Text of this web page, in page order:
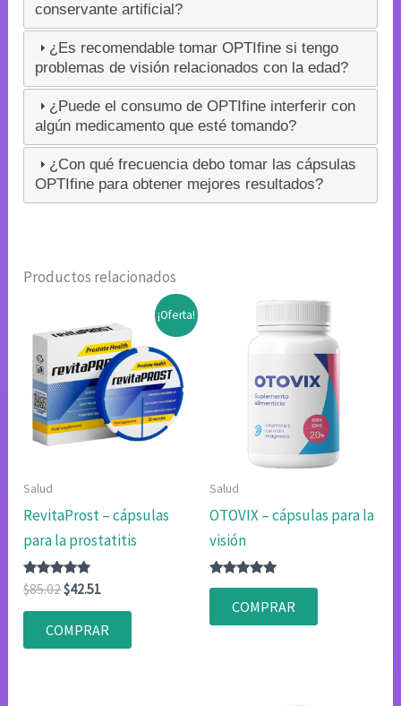
conservante artificial?
¿Es recomendable tomar OPTIfine si tengo
problemas de visión relacionados con la edad?
¿Puede el consumo de OPTIfine interferir con
algún medicamento que esté tomando?
¿Con qué frecuencia debo tomar las cápsulas
OPTIfine para obtener mejores resultados?
Productos relacionados
¡Oferta!
Salud
RevitaProst – cápsulas
para la prostatitis
Valorado
con
4.80
de 5
$85.02El
original
era:
$42.51
actual
es:
COMPRAR
Salud
OTOVIX – cápsulas para la
visión
Valorado
4.83
de 5
COMPRAR